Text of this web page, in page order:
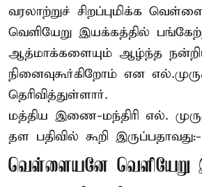
வரலாற்றுச் சிறப்புமிக்க
வெளியேறு இயக்கத்தில்
ஆத்மாக்களையும் ஆழ்ந்த
நினைவுகூர்கிறோம் என
தெரிவித்துள்ளார்.
மத்திய இணை-மந்திரி எல்.
தள பதிவில் கூறி இருப்பதாவது:-
வெள்ளையனே வெளியேறு